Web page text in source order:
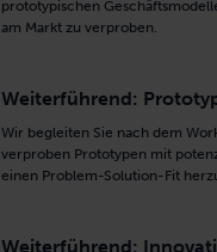
prototypischen
am Markt zu verproben.
Weiterführend:
Wir begleiten Sie nach dem
verproben Prototypen mit
einen Problem-Solution-Fit
Weiterführend: